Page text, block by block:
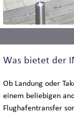
Was bietet der
Ob Landung oder
einem beliebigen
Flughafentransfer